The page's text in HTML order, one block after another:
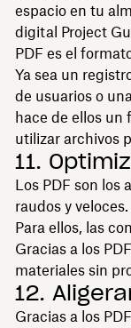
espacio en tu
digital Project
PDF es el
Ya sea un
de usuarios o
hace de ellos un
utilizar archivos
11.
Los PDF son
raudos y veloces.
Para ellos, las
Gracias a los
materiales sin
12.
Gracias a los